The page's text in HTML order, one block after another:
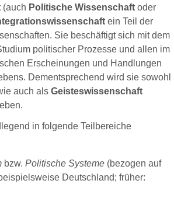
(auch Politische Wissenschaft oder
ein Teil der
Sie beschäftigt sich mit dem
politischer Prozesse und allen im
Erscheinungen und Handlungen
Dementsprechend wird sie sowohl
auch alsGeisteswissenschaft
in folgende Teilbereiche
bzw.Politische Systeme (bezogen auf
Deutschland; früher: